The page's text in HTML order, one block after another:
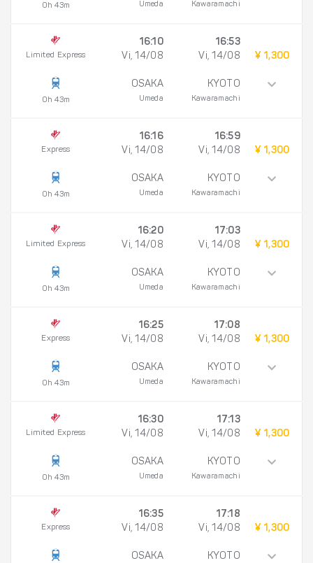
0h 43m Umeda Kawaramachi
Limited Express
0h 43m
16:10
Vi, 14/08
OSAKA
Umeda
16:53
Vi, 14/08
KYOTO
Kawaramachi
¥ 1,300
Express
0h 43m
16:16
Vi, 14/08
OSAKA
Umeda
16:59
Vi, 14/08
KYOTO
Kawaramachi
¥ 1,300
Limited Express
0h 43m
16:20
Vi, 14/08
OSAKA
Umeda
17:03
Vi, 14/08
KYOTO
Kawaramachi
¥ 1,300
Express
0h 43m
16:25
Vi, 14/08
OSAKA
Umeda
17:08
Vi, 14/08
KYOTO
Kawaramachi
¥ 1,300
Limited Express
0h 43m
16:30
Vi, 14/08
OSAKA
Umeda
17:13
Vi, 14/08
KYOTO
Kawaramachi
¥ 1,300
Express
16:35
Vi, 14/08
OSAKA
17:18
Vi, 14/08
KYOTO
¥ 1,300